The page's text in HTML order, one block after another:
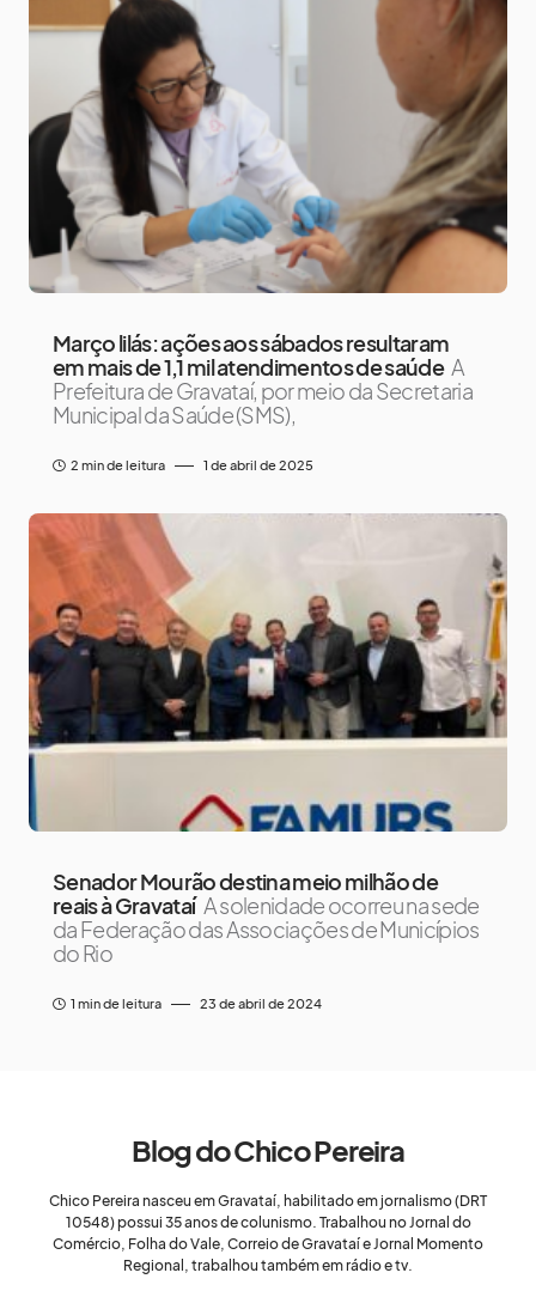
Março lilás: ações aos sábados resultaram
em mais de 1,1 mil atendimentos de saúde A
Prefeitura de Gravataí, por meio da Secretaria
Municipal da Saúde (SMS),
2 min de leitura 1 de abril de 2025
Senador Mourão destina meio milhão de
reais à Gravataí A solenidade ocorreu na sede
da Federação das Associações de Municípios
do Rio
1 min de leitura 23 de abril de 2024
Blog do Chico Pereira
Chico Pereira nasceu em Gravataí, habilitado em jornalismo (DRT
10548) possui 35 anos de colunismo. Trabalhou no Jornal do
Comércio, Folha do Vale, Correio de Gravataí e Jornal Momento
Regional, trabalhou também em rádio e tv.